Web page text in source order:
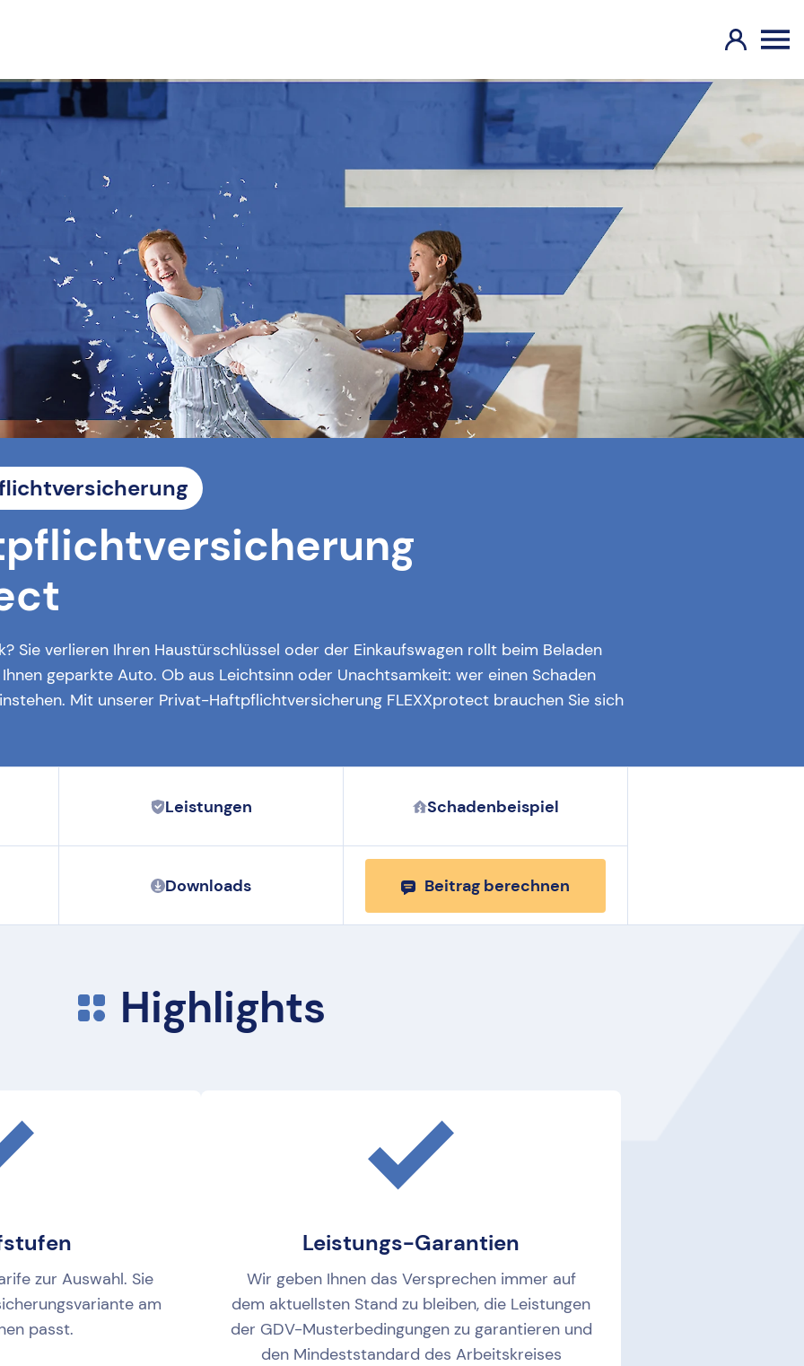
Sie verlieren Ihren Haustürschlüssel oder der Einkaufswagen rollt beim Beladen
geparkte Auto. Ob aus Leichtsinn oder Unachtsamkeit: wer einen Schaden
Mit unserer Privat-Haftpflichtversicherung FLEXXprotect brauchen Sie sich
Leistungen Schadenbeispiel
Downloads Beitrag berechnen
Highlights
zur Auswahl. Sie
am
passt.
Leistungs-Garantien
Wir geben Ihnen das Versprechen immer auf
dem aktuellsten Stand zu bleiben, die Leistungen
der GDV-Musterbedingungen zu garantieren und
den Mindeststandard des Arbeitskreises